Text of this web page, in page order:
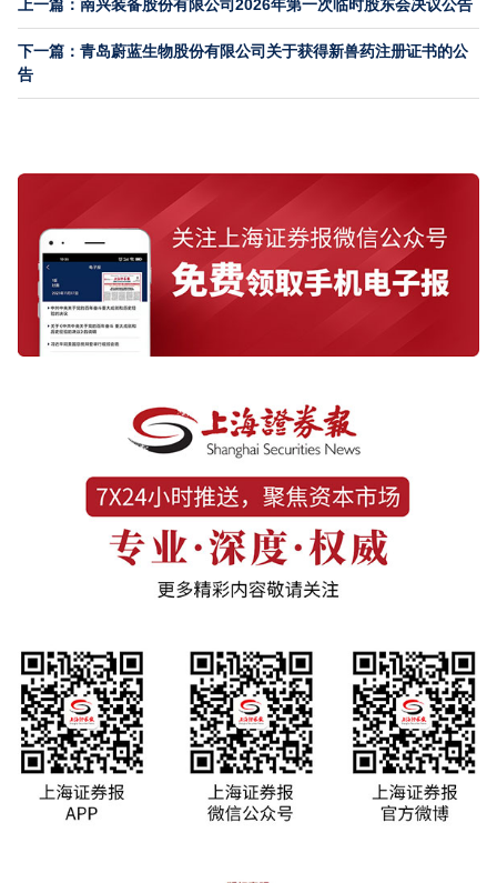
上一篇：南兴装备股份有限公司2026年第一次临时股东会决议公告
下一篇：青岛蔚蓝生物股份有限公司关于获得新兽药注册证书的公
告